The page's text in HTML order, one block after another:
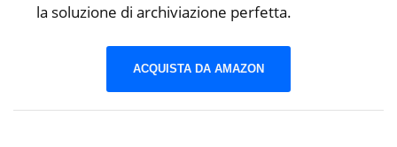
la soluzione di archiviazione perfetta.
ACQUISTA DA AMAZON